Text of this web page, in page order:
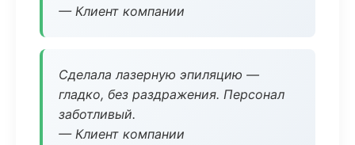
— Клиент компании
Сделала лазерную эпиляцию —
гладко, без раздражения. Персонал
заботливый.
— Клиент компании